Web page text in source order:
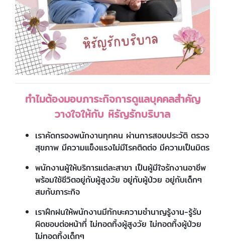
ทำไมต้องมอบภาระกิจการดูแลบุคคลสำคัญ
วางใจให้กับ หิรัญรักบริบาล
เราคัดกรองพนักงานทุกคน ผ่านการสอบประวัติ ตรวจ
สุขภาพ มีความแข็งแรงไม่มีโรคติดต่อ มีความเป็นมิตร
พนักงานผู้ให้บริการแต่ละสาขา เป็นผู้มีใจรักงานอาชีพ
พร้อมใช้ชีวิตอยู่กับผู้สูงวัย อยู่กับผู้ป่วย อยู่กับเด็กๆ
สมกับภาระกิจ
เราฝึกฝนให้พนักงานมีทักษะความชำนาญรู้งาน-รู้รับ
ผิดชอบต่อหน้าที่ ไม่ทอดทิ้งผู้สูงวัย ไม่ทอดทิ้งผู้ป่วย
ไม่ทอดทิ้งเด็กๆ